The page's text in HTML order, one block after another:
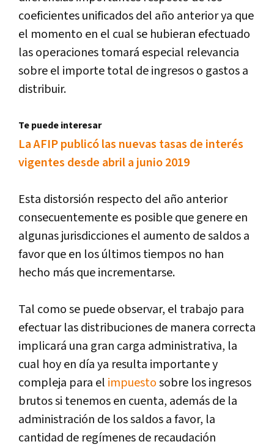
coeficientes unificados del año anterior ya que
el momento en el cual se hubieran efectuado
las operaciones tomará especial relevancia
sobre el importe total de ingresos o gastos a
distribuir.
Te puede interesar
La AFIP publicó las nuevas tasas de interés
vigentes desde abril a junio 2019
Esta distorsión respecto del año anterior
consecuentemente es posible que genere en
algunas jurisdicciones el aumento de saldos a
favor que en los últimos tiempos no han
hecho más que incrementarse.
Tal como se puede observar, el trabajo para
efectuar las distribuciones de manera correcta
implicará una gran carga administrativa, la
cual hoy en día ya resulta importante y
compleja para el impuestosobre los ingresos
brutos si tenemos en cuenta, además de la
administración de los saldos a favor, la
cantidad de regímenes de recaudación